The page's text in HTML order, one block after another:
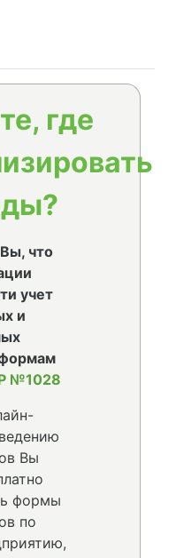
где
что
учет
и
№1028
Вы
формы
по